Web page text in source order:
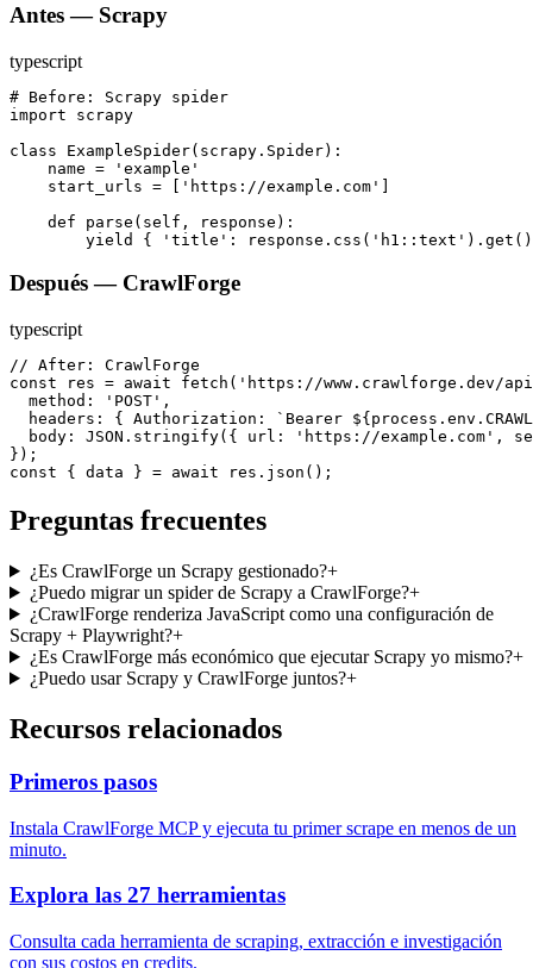
Antes — Scrapy
typescript
# Before: Scrapy spider
import scrapy
class ExampleSpider(scrapy.Spider):
    name = 'example'
    start_urls = ['https://example.com']
    def parse(self, response):
yield { 'title':
Después — CrawlForge
typescript
// After: CrawlForge
const res = await fetch('https://www.crawlforge.dev/
  method: 'POST',
headers: { Authorization: `Bearer
body: JSON.stringify({ url: 'https://example.com',
});
const { data } = await res.json();
Preguntas frecuentes
¿Es CrawlForge un Scrapy gestionado?+
¿Puedo migrar un spider de Scrapy a CrawlForge?+
¿CrawlForge renderiza JavaScript como una configuración de
Scrapy + Playwright?+
¿Es CrawlForge más económico que ejecutar Scrapy yo mismo?+
¿Puedo usar Scrapy y CrawlForge juntos?+
Recursos relacionados
Primeros pasos
Instala CrawlForge MCP y ejecuta tu primer scrape en menos de un
minuto.
Explora las 27 herramientas
Consulta cada herramienta de scraping, extracción e investigación
con sus costos en credits.